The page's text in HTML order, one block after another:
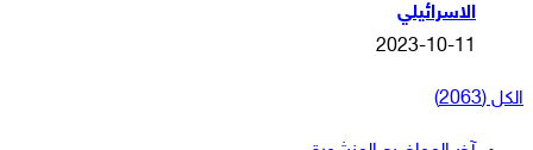
الاسرائيلي
2023-10-11
الكل (2063)